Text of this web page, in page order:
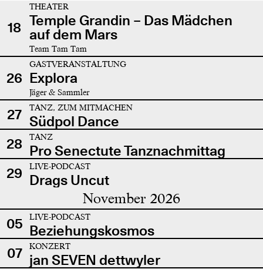
18
THEATER
Temple Grandin – Das Mädchen
auf dem Mars
Team Tam Tam
26
GASTVERANSTALTUNG
Explora
Jäger & Sammler
27 TANZ, ZUM MITMACHEN
Südpol Dance
28
TANZ
Pro Senectute Tanznachmittag
29
LIVE-PODCAST
Drags Uncut
November 2026
05 LIVE-PODCAST
Beziehungskosmos
07
KONZERT
jan SEVEN dettwyler